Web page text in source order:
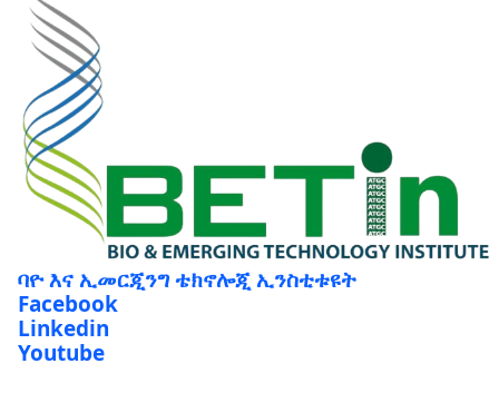
ባዮ እና ኢመርጂንግ ቴክኖሎጂ ኢንስቲቱዩት
Facebook
Linkedin
Youtube